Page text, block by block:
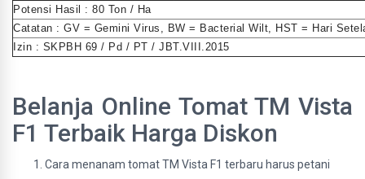
Potensi Hasil : 80 Ton / Ha
Catatan : GV = Gemini Virus, BW = Bacterial Wilt, HST = Hari
Izin : SKPBH 69 / Pd / PT / JBT.VIII.2015
Belanja Online Tomat TM Vista
F1 Terbaik Harga Diskon
Cara menanam tomat TM Vista F1 terbaru harus petani